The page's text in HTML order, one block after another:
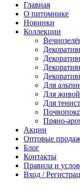
Главная
О питомнике
Новинки
Коллекции
Для
Для
Для
Пряно-
Акции
Оптовые
Блог
Контакты
Правила и
Вход /